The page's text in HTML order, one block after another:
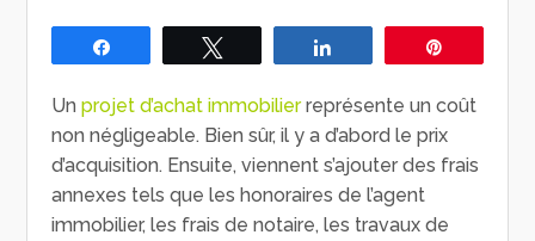
Unprojet d’achat immobilierreprésente un coût
non négligeable. Bien sûr, il y a d’abord le prix
d’acquisition. Ensuite, viennent s’ajouter des frais
annexes tels que les honoraires de l’agent
immobilier, les frais de notaire, les travaux de